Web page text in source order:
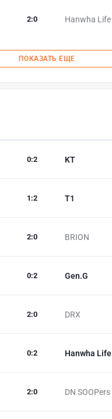
Hanwha Life
2:0
ПОКАЗАТЬ ЕЩЕ
KT
0:2
T1
1 :2
BRION
2:0
Gen.G
0:2
DRX
2:0
Hanwha Life
0:2
DN SOOPers
2:0